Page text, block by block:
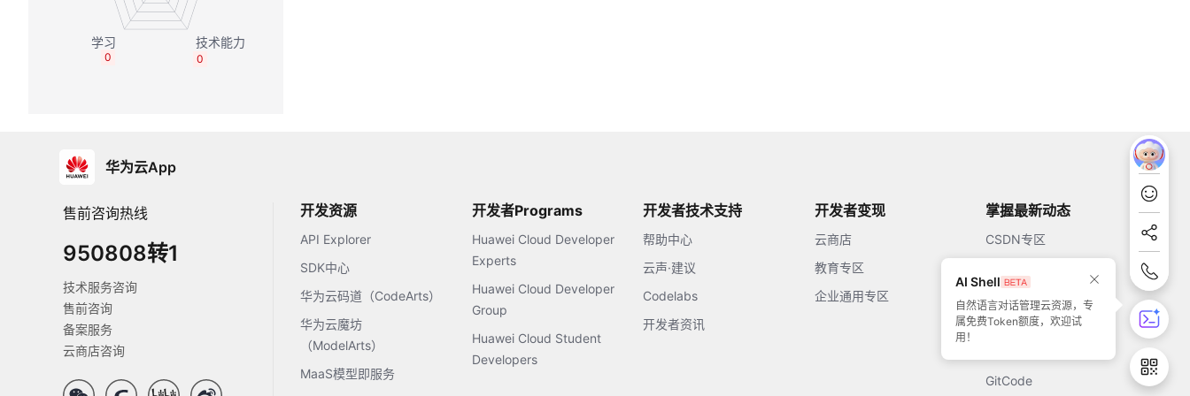
0
0
华为云App
售前咨询热线
950808转1
技术服务咨询
售前咨询
备案服务
云商店咨询
开发资源
API Explorer
SDK中心
华为云码道（CodeArts）
华为云魔坊
（ModelArts）
MaaS模型即服务
开发者Programs
Huawei Cloud Developer
Experts
Huawei Cloud Developer
Group
Huawei Cloud Student
Developers
开发者技术支持
帮助中心
云声·建议
Codelabs
开发者资讯
开发者变现
云商店
教育专区
企业通用专区
掌握最新动态
CSDN专区
51CTO
GitCode
AI Shell
自然语言对话管理云资源，专
属免费Token额度，欢迎试
用！